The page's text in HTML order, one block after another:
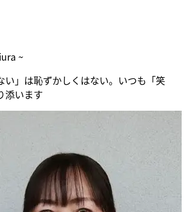
~
い」は恥ずかしくはない。いつも「笑
添います